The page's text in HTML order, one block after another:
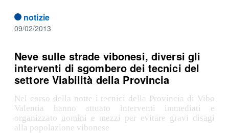
notizie
09/02/2013
Neve sulle strade vibonesi, diversi gli
interventi di sgombero dei tecnici del
settore Viabilità della Provincia
Nel corso della notte i tecnici della Provincia di Vibo
Valentia hanno attuato interventi immediati e
organizzato uomini e mezzi per evitare gravi disagi
alla popolazione vibonese